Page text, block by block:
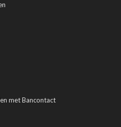
met Bancontact